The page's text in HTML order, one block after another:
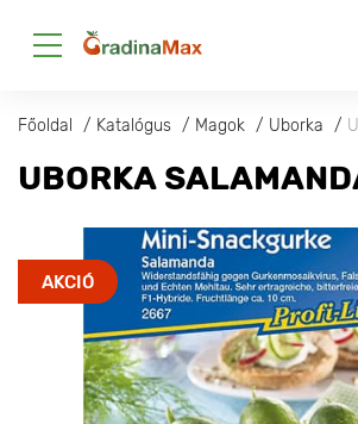
Főoldal Katalógus Magok Uborka
UBORKA
AKCIÓ